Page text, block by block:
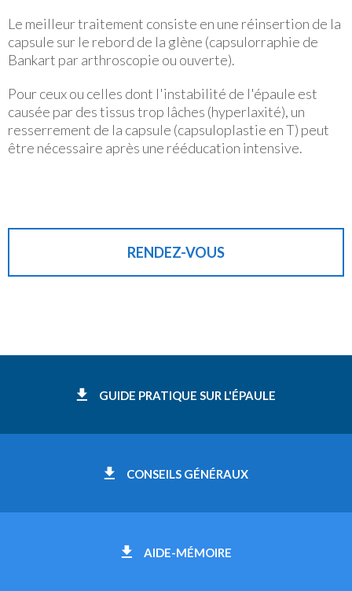
Le meilleur traitement consiste en une réinsertion de la
capsule sur le rebord de la glène (capsulorraphie de
Bankart par arthroscopie ou ouverte).
Pour ceux ou celles dont l'instabilité de l'épaule est
causée par des tissus trop lâches (hyperlaxité), un
resserrement de la capsule (capsuloplastie en T) peut
être nécessaire après une rééducation intensive.
RENDEZ-VOUS
GUIDE PRATIQUE SUR L'ÉPAULE
CONSEILS GÉNÉRAUX
AIDE-MÉMOIRE